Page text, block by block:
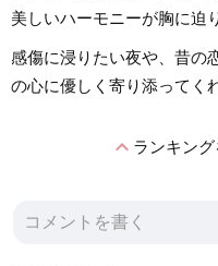
美しいハーモニーが胸に迫
感傷に浸りたい夜や、昔の
の心に優しく寄り添ってく
expand_lessランキン